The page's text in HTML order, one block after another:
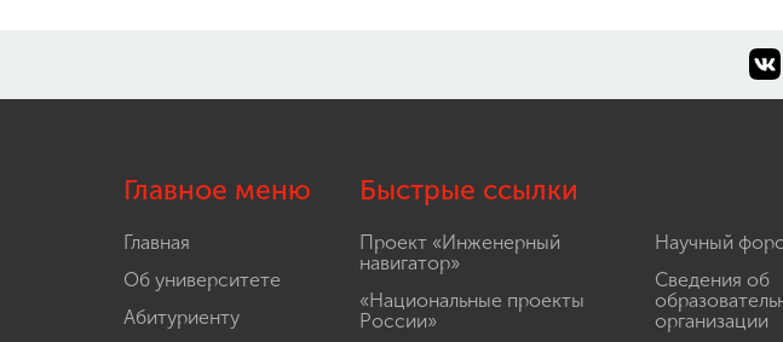
Главное меню
Главная
Об университете
Абитуриенту
Быстрые ссылки
Проект «Инженерный
навигатор»
«Национальные проекты
России»
Научный
Сведения об
организации